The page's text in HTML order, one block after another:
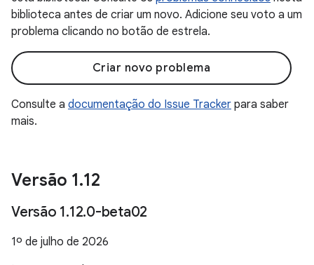
biblioteca antes de criar um novo. Adicione seu voto a um
problema clicando no botão de estrela.
Criar novo problema
Consulte a documentação do Issue Tracker para saber
mais.
Versão 1.12
Versão 1.12.0-beta02
1º de julho de 2026